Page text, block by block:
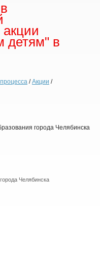
детям" в
/Акции /
города Челябинска
Челябинска